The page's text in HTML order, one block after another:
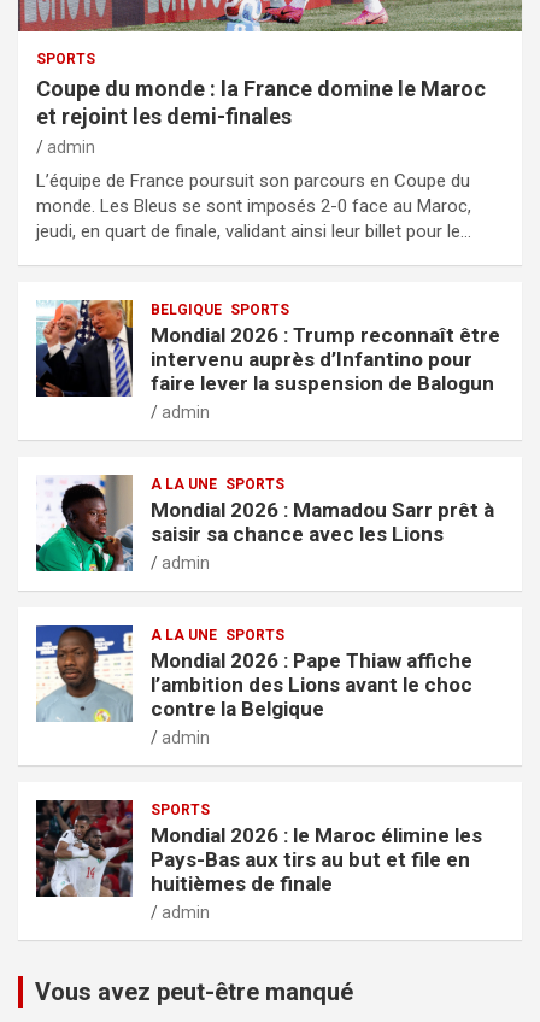
SPORTS
Coupe du monde : la France domine le Maroc
et rejoint les demi-finales
admin
L’équipe de France poursuit son parcours en Coupe du
monde. Les Bleus se sont imposés 2-0 face au Maroc,
jeudi, en quart de finale, validant ainsi leur billet pour le…
BELGIQUE SPORTS
Mondial 2026 : Trump reconnaît être
intervenu auprès d’Infantino pour
faire lever la suspension de Balogun
admin
A LA UNE SPORTS
Mondial 2026 : Mamadou Sarr prêt à
saisir sa chance avec les Lions
admin
A LA UNE SPORTS
Mondial 2026 : Pape Thiaw affiche
l’ambition des Lions avant le choc
contre la Belgique
admin
SPORTS
Mondial 2026 : le Maroc élimine les
Pays-Bas aux tirs au but et file en
huitièmes de finale
admin
Vous avez peut-être manqué